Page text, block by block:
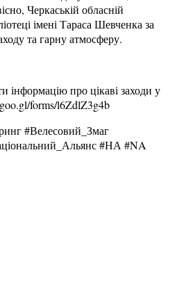
Черкаській обласній
імені Тараса Шевченка за
та гарну атмосферу.
про цікаві заходи у
forms/l6ZdlZ3g4b
#Велесовий_Змаг
ьянс #НА #NA